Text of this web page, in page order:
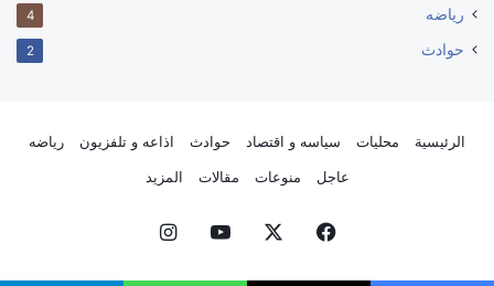
رياضه 4
حوادث 2
الرئيسية محليات سياسه و اقتصاد حوادث اذاعه و تلفزيون
رياضه
عاجل
منوعات مقالات المزيد
فيسبوك ‫YouTubeانستقرام